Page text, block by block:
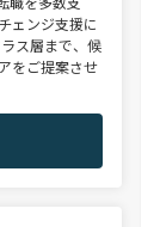
ェンジ支援に
ス層まで、候
をご提案させ